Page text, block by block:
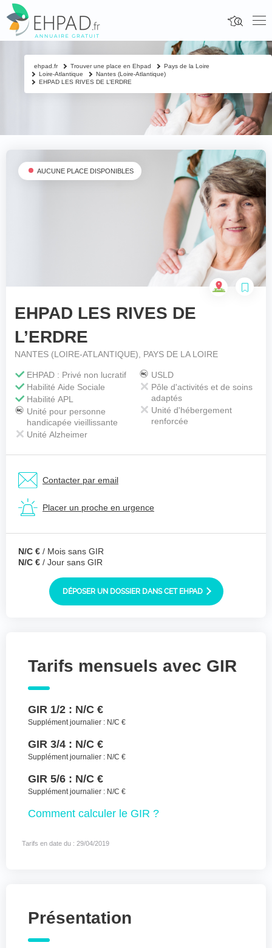
Fermer
Contacter un proche
Nom & prénom du résident à contacter *
Votre téléphone*
Joindre des fichiers (lettre manuscrite,
dessin, photo ..)
Déposer les
fichiers ici ou
Sélectionnez
des fichiers
AUCUNE PLACE DISPONIBLES
EHPAD LES RIVES DE
L’ERDRE
NANTES (LOIRE-ATLANTIQUE), PAYS DE LA LOIRE
EHPAD : Privé non lucratif
Habilité Aide Sociale
Habilité APL
Unité pour personne
handicapée vieillissante
Unité Alzheimer
USLD
Pôle d'activités et de soins
adaptés
Unité d'hébergement
renforcée
Contacter par email
Placer un proche en urgence
N/C € / Mois sans GIR
N/C € / Jour sans GIR
DÉPOSER UN DOSSIER DANS CET EHPAD
Tarifs mensuels avec GIR
GIR 1/2 : N/C €
Supplément journalier : N/C €
GIR 3/4 : N/C €
Supplément journalier : N/C €
GIR 5/6 : N/C €
Supplément journalier : N/C €
Comment calculer le GIR ?
Tarifs en date du : 29/04/2019
Présentation
ehpad.fr Trouver une place en Ehpad
Pays de la Loire
Loire-Atlantique
Nantes (Loire-Atlantique)
EHPAD LES RIVES DE L’ERDRE